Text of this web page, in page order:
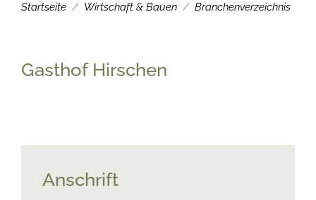
Startseite Wirtschaft & Bauen Branchenverzeichnis
Gasthof Hirschen
Anschrift